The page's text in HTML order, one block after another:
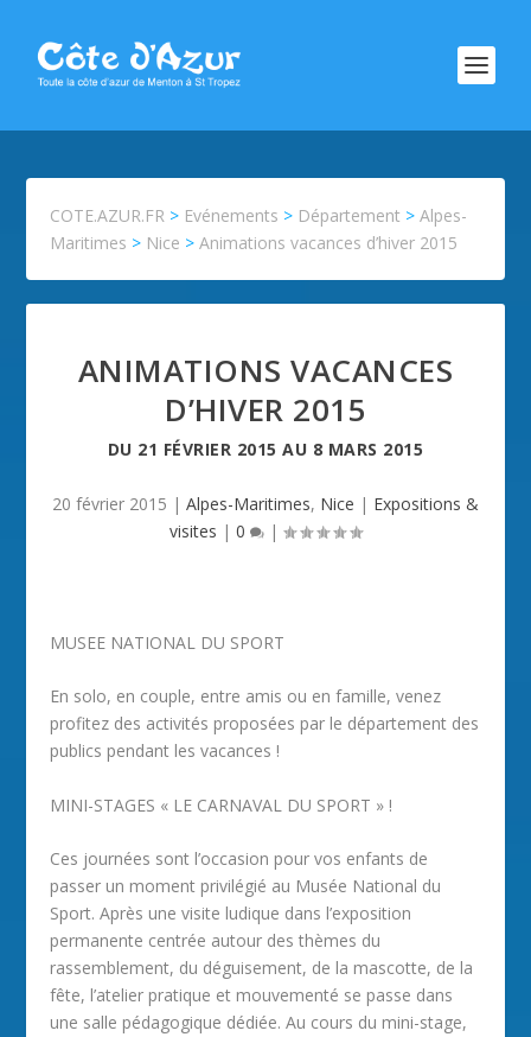
COTE.AZUR.FR > Evénements > Département >Alpes-
Maritimes > Nice >Animations vacances d’hiver 2015
ANIMATIONS VACANCES
D’HIVER 2015
DU 21 FÉVRIER 2015 AU 8 MARS 2015
20 février 2015 | Alpes-Maritimes, Nice | Expositions &
visites | 0 |
MUSEE NATIONAL DU SPORT
En solo, en couple, entre amis ou en famille, venez
profitez des activités proposées par le département des
publics pendant les vacances !
MINI-STAGES « LE CARNAVAL DU SPORT » !
Ces journées sont l’occasion pour vos enfants de
passer un moment privilégié au Musée National du
Sport. Après une visite ludique dans l’exposition
permanente centrée autour des thèmes du
rassemblement, du déguisement, de la mascotte, de la
fête, l’atelier pratique et mouvementé se passe dans
une salle pédagogique dédiée. Au cours du mini-stage,